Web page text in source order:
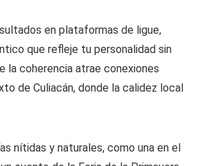
en plataformas de ligue,
que refleje tu personalidad sin
la coherencia atrae conexiones
de Culiacán, donde la calidez local
nítidas y naturales, como una en el